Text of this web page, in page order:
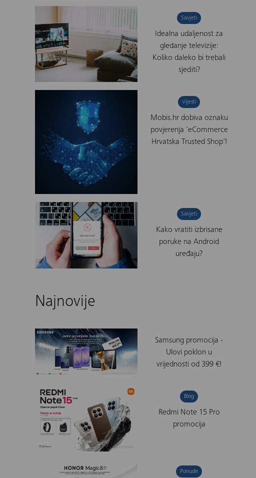
Savjeti
Idealna udaljenost za
gledanje televizije:
Koliko daleko bi trebali
sjediti?
Vijesti
Mobis.hr dobiva oznaku
povjerenja 'eCommerce
Hrvatska Trusted Shop'!
Savjeti
Kako vratiti izbrisane
poruke na Android
uređaju?
Najnovije
Samsung promocija -
Ulovi poklon u
vrijednosti od 399 €!
Blog
Redmi Note 15 Pro
promocija
Ponude